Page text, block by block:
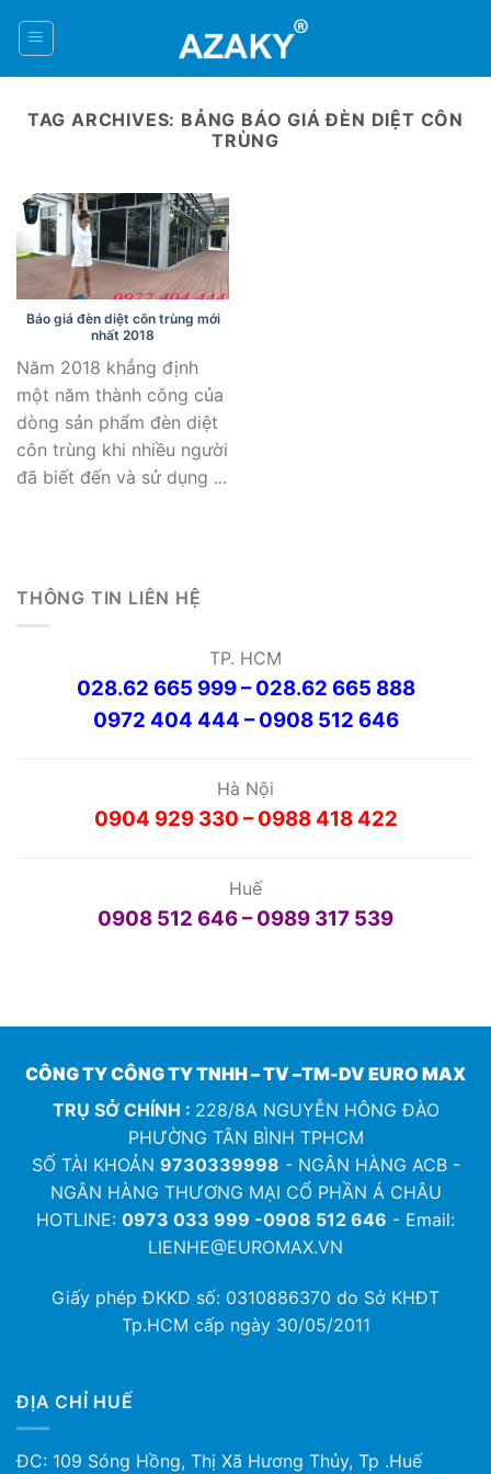
TAG ARCHIVES: BẢNG BÁO GIÁ ĐÈN DIỆT CÔN
TRÙNG
Báo giá đèn diệt côn trùng mới
nhất 2018
Năm 2018 khẳng định
một năm thành công của
dòng sản phẩm đèn diệt
côn trùng khi nhiều người
đã biết đến và sử dụng ...
THÔNG TIN LIÊN HỆ
TP. HCM
028.62 665 999 – 028.62 665 888
0972 404 444 – 0908 512 646
Hà Nội
0904 929 330 – 0988 418 422
Huế
0908 512 646 – 0989 317 539
CÔNG TY CÔNG TY TNHH – TV –TM-DV EURO MAX
TRỤ SỞ CHÍNH : 228/8A NGUYỄN HÔNG ĐÀO
PHƯỜNG TÂN BÌNH TPHCM
SỐ TÀI KHOẢN 9730339998 - NGÂN HÀNG ACB -
NGÂN HÀNG THƯƠNG MẠI CỔ PHẦN Á CHÂU
HOTLINE: 0973 033 999 -0908 512 646 - Email:
LIENHE@EUROMAX.VN
Giấy phép ĐKKD số: 0310886370 do Sở KHĐT
Tp.HCM cấp ngày 30/05/2011
ĐỊA CHỈ HUẾ
ĐC: 109 Sóng Hồng, Thị Xã Hương Thủy, Tp .Huế